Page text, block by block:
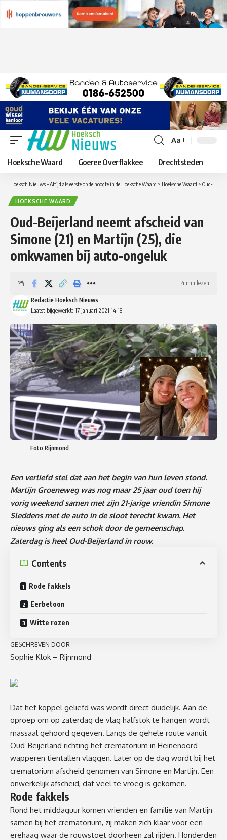
Lettergrootte
aanpassen
Aa
Hoeksche Waard Goeree Overflakkee Drechtsteden
Hoeksch Nieuws – Altijd als eerste op de hoogte in de Hoeksche Waard > Hoeksche Waard > Oud-Beijerland neemt afscheid van Simone (21) en Martijn (25), die omkwamen bij auto-ongeluk
HOEKSCHE WAARD
Oud-Beijerland neemt afscheid van
Simone (21) en Martijn (25), die
omkwamen bij auto-ongeluk
Laatst bijgewerkt: 17 januari 2021 14:18
Redactie Hoeksch Nieuws
4 min lezen
Foto Rijnmond
Een verliefd stel dat aan het begin van hun leven stond.
Martijn Groeneweg was nog maar 25 jaar oud toen hij
vorig weekend samen met zijn 21-jarige vriendin Simone
Sleddens met de auto in de sloot terecht kwam. Het
nieuws ging als een schok door de gemeenschap.
Zaterdag is heel Oud-Beijerland in rouw.
Contents
Rode fakkels
Eerbetoon
Witte rozen
GESCHREVEN DOOR
Sophie Klok – Rijnmond
Dat het koppel geliefd was wordt direct duidelijk. Aan de
oproep om op zaterdag de vlag halfstok te hangen wordt
massaal gehoord gegeven. Langs de gehele route vanuit
Oud-Beijerland richting het crematorium in Heinenoord
wapperen tientallen vlaggen. Later op de dag wordt bij het
crematorium afscheid genomen van Simone en Martijn. Een
onwerkelijk afscheid, dat veel te vroeg is gekomen.
Rode fakkels
Rond het middaguur komen vrienden en familie van Martijn
samen bij het crematorium, zij maken zich klaar voor een
erehaag waar de rouwstoet doorheen zal rijden. Honderden